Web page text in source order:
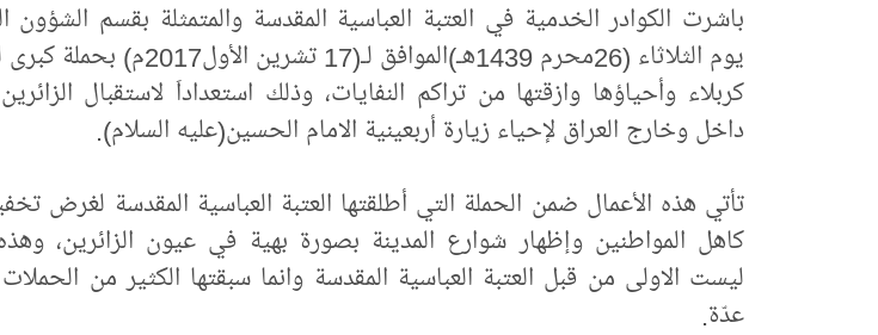
باشرت الكوادر الخدمية في العتبة العباسية المقدسة والمتمثلة بقسم
يوم الثلاثاء (26محرم 1439هـ)الموافق لـ(17
كربلاء وأحياؤها وازقتها من تراكم النفايات، وذلك استعداداَ لاستقبال
داخل وخارج العراق لإحياء زيارة أربعينية الامام الحسين(عليه السلام).
تأتي هذه الأعمال ضمن الحملة التي أطلقتها العتبة العباسية المقدسة لغرض
كاهل المواطنين وإظهار شوارع المدينة بصورة بهية في عيون الزائرين،
ليست الاولى من قبل العتبة العباسية المقدسة وانما سبقتها الكثير من
عدّة.